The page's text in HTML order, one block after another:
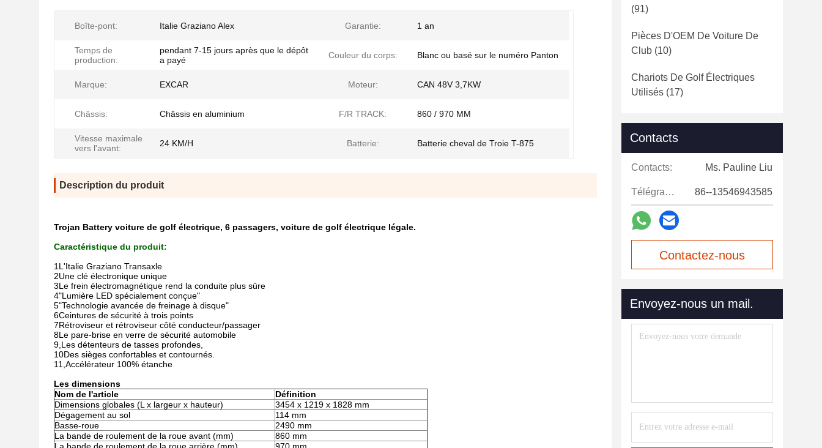
Boîte-pont: Italie Graziano Alex Garantie: 1 an
Temps de
production:
pendant 7-15 jours après que le dépôt
a payé
Couleur du corps: Blanc ou basé sur le numéro Panton
Marque: EXCAR Moteur: CAN 48V 3,7KW
Châssis: Châssis en aluminium F/R TRACK: 860 / 970 MM
Vitesse maximale
vers l'avant:
24 KM/H Batterie: Batterie cheval de Troie T-875
Description du produit
Trojan Battery voiture de golf électrique, 6 passagers, voiture de golf électrique légale.
Caractéristique du produit:
1L'Italie Graziano Transaxle
2Une clé électronique unique
3Le frein électromagnétique rend la conduite plus sûre
4"Lumière LED spécialement conçue"
5"Technologie avancée de freinage à disque"
6Ceintures de sécurité à trois points
7Rétroviseur et rétroviseur côté conducteur/passager
8Le pare-brise en verre de sécurité automobile
9, Les détenteurs de tasses profondes,
10Des sièges confortables et contournés.
11, Accélérateur 100% étanche
Les dimensions
Nom de l'article
Définition
Dimensions globales (L x largeur x hauteur)
3454 x 1219 x 1828 mm
Dégagement au sol
114 mm
Basse-roue
2490 mm
La bande de roulement de la roue avant (mm)
860 mm
(91)
Pièces D'OEM De Voiture De
Club (10)
Chariots De Golf Électriques
Utilisés (17)
Contacts
Contacts: Ms. Pauline Liu
Télégramme: 86--13546943585
Contactez-nous
Envoyez-nous un mail.